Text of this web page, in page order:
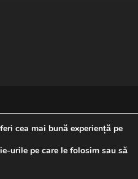
PAGINII
cea mai bună experiență pe
urile pe care le folosim sau să